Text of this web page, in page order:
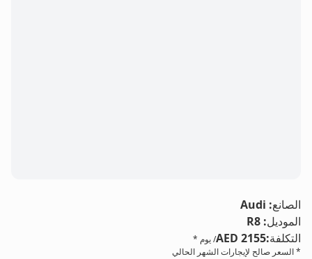
الصانع:
Audi
الموديل:
R8
التكلفة:
AED 2155/ يوم *
* السعر صالح لإيجارات الشهر الحالي